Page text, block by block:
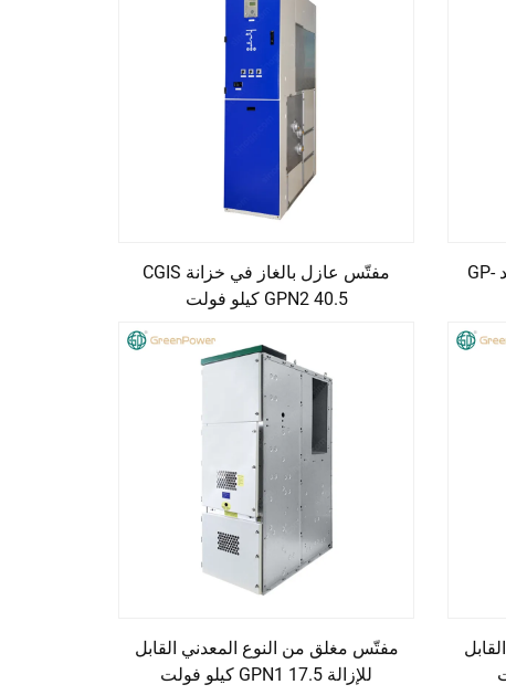
خزانة مقاومات التوصيل المحايد GP-
مفتّس عازل بالغاز في خزانة CGIS
GPN2 40.5 كيلو فولت
مفتّس مغلق من النوع المعدني القابل
للإزالة GPN1 17.5 كيلو فولت